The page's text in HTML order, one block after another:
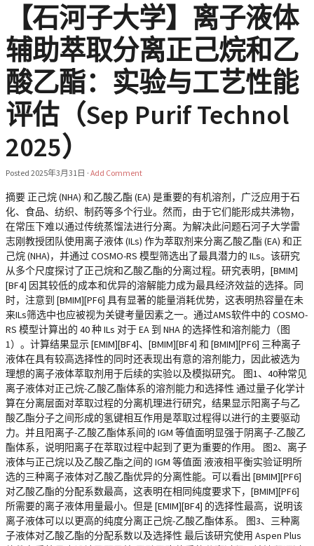
【石河子大学】离子液体
辅助萃取分离正己烷和乙
酸乙酯：实验与工艺性能
评估（Sep Purif Technol
2025）
Posted 2025年3月31日 · Add Comment
摘要 正己烷 (NHA) 和乙酸乙酯 (EA) 是重要的有机溶剂，广泛应用于石
化、食品、纺织、制药等多个行业。然而，由于它们能形成共沸物，
在常压下难以通过传统蒸馏法进行分离。为解决此问题石河子大学雷
志刚教授团队使用离子液体 (ILs) 作为萃取剂来分离乙酸乙酯 (EA) 和正
己烷 (NHA)，并通过 COSMO-RS 模型筛选出了最具潜力的 ILs。该研究
从多个尺度探讨了正己烷和乙酸乙酯的分离过程。研究表明，[BMIM]
[BF4] 因其较低的成本和优异的溶解能力成为最具经济效益的选择。同
时，注意到 [BMIM][PF6] 具有显著的能量消耗优势，这表明热容量在未
来ILs筛选中也应被视为关键考量因素之一。通过AMS软件中的 COSMO-
RS 模型计算出的 40 种 ILs 对于 EA 到 NHA 的选择性和溶剂能力（图
1）。计算结果显示 [EMIM][BF4]、[BMIM][BF4] 和 [BMIM][PF6] 三种离子
液体在具有较高选择性的同时还表现出有意的溶剂能力，因此被选为
理想的离子液体萃取剂用于后续的实验以及模拟研究。 图1、40种常见
离子液体对正己烷-乙酸乙酯体系的溶剂能力和选择性 通过量子化学计
算在分离层面对萃取过程的分离机理进行研究，结果显示阳离子与乙
酸乙酯分子之间形成的氢键相互作用是萃取过程得以进行的主要驱动
力。并且阳离子-乙酸乙酯体系间的 IGM 等值面明显强于阴离子-乙酸乙
酯体系，说明阳离子在萃取过程中起到了更为重要的作用。 图2、离子
液体与正己烷以及乙酸乙酯之间的 IGM 等值面 液液相平衡实验证明所
选的三种离子液体对乙酸乙酯优异的分离性能。可以看出 [BMIM][PF6]
对乙酸乙酯的分配系数最高，这表明在相同纯度要求下，[BMIM][PF6]
所需要的离子液体用量最小。但是 [EMIM][BF4] 的选择性最高，说明该
离子液体可以以更高的纯度分离正己烷-乙酸乙酯体系。 图3、三种离
子液体对乙酸乙酯的分配系数以及选择性 最后该研究使用 Aspen Plus